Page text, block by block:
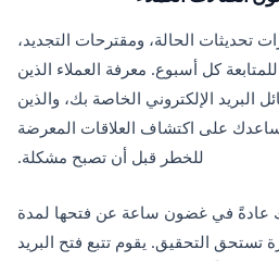
تحديثات الحالة، ومقترحات التجديد،
كل أسبوع. معرفة العملاء الذين
البريد الإلكتروني الخاصة بك، والذين
على اكتشاف العلاقات المعرضة
للخطر قبل أن تصبح مشكلة.
عادةً في غضون ساعة عن فتحها لمدة
تستحق التحقيق. يقوم تتبع فتح البريد